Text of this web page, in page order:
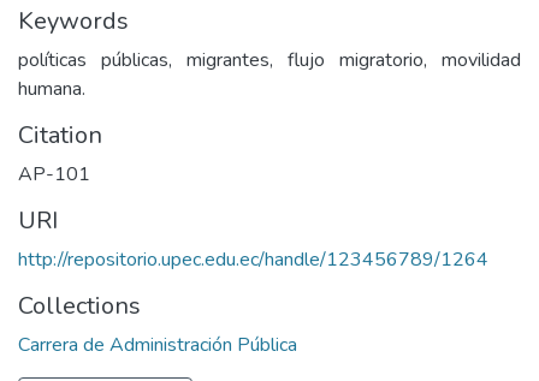
Keywords
políticas públicas, migrantes, flujo migratorio, movilidad
humana.
Citation
AP-101
URI
http://repositorio.upec.edu.ec/handle/123456789/1264
Collections
Carrera de Administración Pública